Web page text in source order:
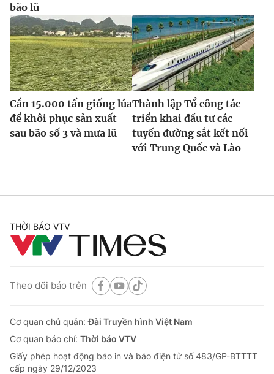
bão lũ
Cần 15.000 tấn giống lúa
để khôi phục sản xuất
sau bão số 3 và mưa lũ
Thành lập Tổ công tác
triển khai đầu tư các
tuyến đường sắt kết nối
với Trung Quốc và Lào
THỜI BÁO VTV
Theo dõi báo trên
Cơ quan chủ quản:Đài Truyền hình Việt Nam
Cơ quan báo chí: Thời báo VTV
Giấy phép hoạt động báo in và báo điện tử số 483/GP-BTTTT
cấp ngày 29/12/2023